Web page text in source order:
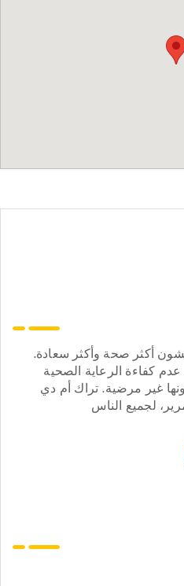
أكثر صحة وأكثر سعادة.
كفاءة الرعاية الصحية
غير مرضية. تراك أم دي
لجميع الناس